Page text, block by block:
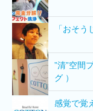
「おそ
”清”空間
グ ）
感覚で覚